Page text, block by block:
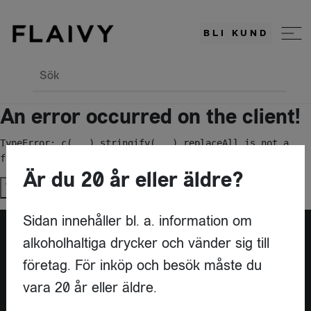
BLI KUND
Sök
An error occurred on the client!
TypeError: c(...).stringify(...).replaceAll is not a
function
Try again
Är du leverantör?
Är du 20 år eller äldre?
Sidan innehåller bl. a. information om
alkoholhaltiga drycker och vänder sig till
företag. För inköp och besök måste du
vara 20 år eller äldre.